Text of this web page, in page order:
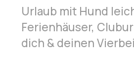
Urlaub mit Hund
Ferienhäuser,
dich & deinen